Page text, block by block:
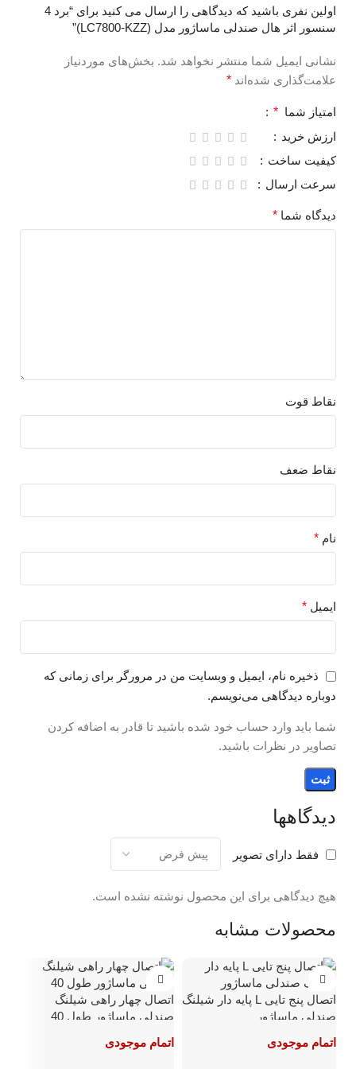
دیدگاهها
فقط دارای تصویر
هیچ دیدگاهی برای این محصول نوشته نشده است.
اولین نفری باشید که دیدگاهی را ارسال می کنید برای “برد 4
سنسور اثر هال صندلی ماساژور مدل (LC7800-KZZ)”
نشانی ایمیل شما منتشر نخواهد شد. بخش‌های موردنیاز
علامت‌گذاری شده‌اند *
امتیاز شما *
ارزش خرید
کیفیت ساخت
سرعت ارسال
دیدگاه شما *
نقاط قوت
نقاط ضعف
نام *
ایمیل *
ذخیره نام، ایمیل و وبسایت من در مرورگر برای زمانی که
دوباره دیدگاهی می‌نویسم.
شما باید وارد حساب خود شده باشید تا قادر به اضافه کردن
تصاویر در نظرات باشید.
محصولات مشابه
اتصال پنج تایی L پایه دار شیلنگ
صندلی ماساژور
اتمام موجودی
اتصال چهار راهی شیلنگ
صندلی ماساژور طول 40
اتمام موجودی